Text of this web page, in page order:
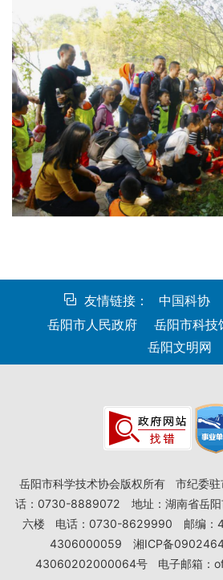
友情链接： 中国科协
岳阳市人民政府
岳阳市科技
岳阳文明网
岳阳市科学技术协会版权所有
市纪委
话：0730-8889072
地址：湖南省岳
六楼
电话：0730-8629990 邮编：
4306000059
湘ICP备
43060202000064号
电子邮箱：